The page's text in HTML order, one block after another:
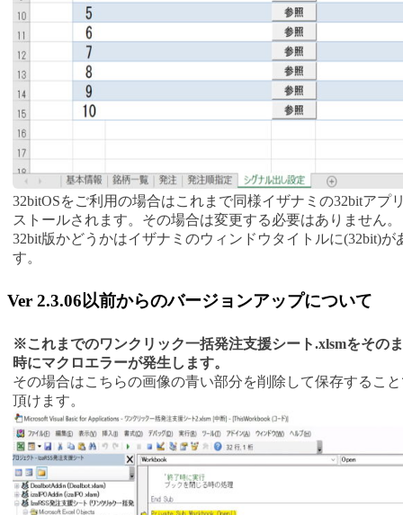
32bitOSをご利用の場合はこれまで同様イザナミの32bitアプ
ストールされます。その場合は変更する必要はありません。
32bit版かどうかはイザナミのウィンドウタイトルに(32bit)が
す。
Ver 2.3.06以前からのバージョンアップについて
※これまでのワンクリック一括発注支援シート.xlsmをその
時にマクロエラーが発生します。
その場合はこちらの画像の青い部分を削除して保存するこ
頂けます。